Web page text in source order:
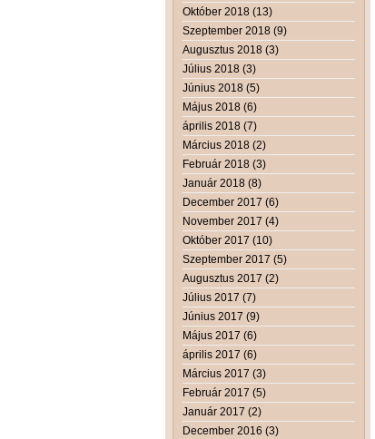
Október 2018 (13)
Szeptember 2018 (9)
Augusztus 2018 (3)
Július 2018 (3)
Június 2018 (5)
Május 2018 (6)
április 2018 (7)
Március 2018 (2)
Február 2018 (3)
Január 2018 (8)
December 2017 (6)
November 2017 (4)
Október 2017 (10)
Szeptember 2017 (5)
Augusztus 2017 (2)
Július 2017 (7)
Június 2017 (9)
Május 2017 (6)
április 2017 (6)
Március 2017 (3)
Február 2017 (5)
Január 2017 (2)
December 2016 (3)